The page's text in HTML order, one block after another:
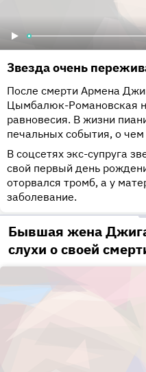
Звезда очень
После смерти Армена
Цымбалюк-Романовская
равновесия. В жизни
печальных события, о
В соцсетях экс-супруга
свой первый день
оторвался тромб, а у
заболевание.
Бывшая жена
слухи о своей